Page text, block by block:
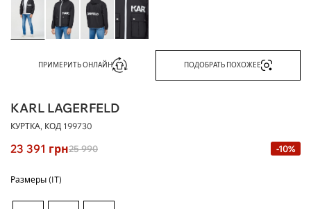
ПРИМЕРИТЬ ОНЛАЙН ПОДОБРАТЬ ПОХОЖЕЕ
KARL LAGERFELD
КУРТКА, КОД 199730
23 391 грн25 990 -10%
Размеры (IT)